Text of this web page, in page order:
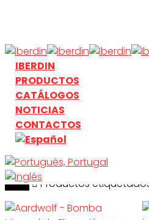
main
content
search
Menu
IBERDIN
PRODUCTOS
CATÁLOGOS
NOTICIAS
CONTACTOS
search
Inicio Productos